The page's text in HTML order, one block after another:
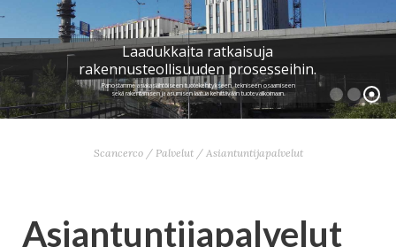
Panostamme asiakaslähtöiseen tuotekehitykseen, tekniseen osaamiseen
sekä rakentamisen ja asumisen laatua kehittävään tuotevalikoimaan.
Laadukkaita ratkaisuja
rakennusteollisuuden prosesseihin.
Scancerco/ Palvelut/ Asiantuntijapalvelut
Asiantuntijapalvelut